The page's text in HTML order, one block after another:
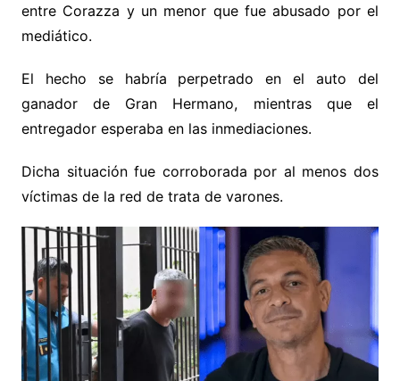
entre Corazza y un menor que fue abusado por el
mediático.
El hecho se habría perpetrado en el auto del
ganador de Gran Hermano, mientras que el
entregador esperaba en las inmediaciones.
Dicha situación fue corroborada por al menos dos
víctimas de la red de trata de varones.